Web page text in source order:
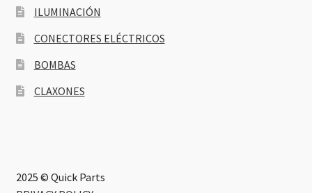
ILUMINACIÓN
CONECTORES ELÉCTRICOS
BOMBAS
CLAXONES
2025 © Quick Parts